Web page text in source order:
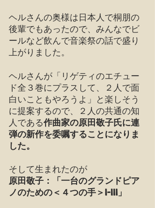
ヘルさんの奥様は日本人で桐朋の
後輩でもあったので、みんなでビ
ールなど飲んで音楽祭の話で盛り
上がりました。
ヘルさんが「リゲティのエチュー
ド全３巻にプラスして、２人で面
白いこともやろうよ」と楽しそう
に提案するので、２人の共通の知
人である作曲家の原田敬子氏に連
弾の新作を委嘱することになりま
した。
そして生まれたのが
原田敬子：「一台のグランドピア
ノのための＜４つの手＞I-III」